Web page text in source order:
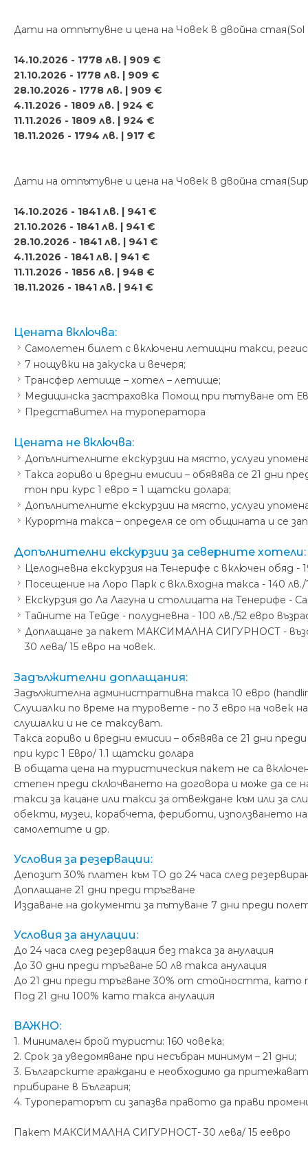
Дати на отпътувне и цена на Човек в двойна стая(Sol
14.10.2026 - 1778 лв. | 909 €
21.10.2026 - 1778 лв. | 909 €
28.10.2026 - 1778 лв. | 909 €
4.11.2026 - 1809 лв. | 924 €
11.11.2026 - 1809 лв. | 924 €
18.11.2026 - 1794 лв. | 917 €
Дати на отпътувне и цена на Човек в двойна
14.10.2026 - 1841 лв. | 941 €
21.10.2026 - 1841 лв. | 941 €
28.10.2026 - 1841 лв. | 941 €
4.11.2026 - 1841 лв. | 941 €
11.11.2026 - 1856 лв. | 948 €
18.11.2026 - 1841 лв. | 941 €
Цената включва:
Самолетен билет с включени летищни такси,
7 нощувки на закуска и вечеря;
Трансфер летище – хотел – летище;
Медицинска застраховка Помощ при пътуване от
Представител на туроператора
Цената не включва:
Допълнителните екскурзии на място, услуги
Такса гориво и вредни емисии – обявява се 21 дни
тон при курс 1 евро = 1 щатски долара;
Допълнителните екскурзии на място, услуги
Курортна такса – определя се от общината и се
Допълнителни екскурзии за северните хотели:
Целодневна екскурзия на Тенерифе с включен обяд -
Посещение на Лоро Парк с вкл.входна такса - 140
Екскурзия до Ла Лагуна и столицата на Тенерифе -
Тайните на Тейде - полудневна - 100 лв./52 евро
Доплащане за пакет МАКСИМАЛНА СИГУРНОСТ -
30 лева/ 15 евро на човек.
Задължителни доплащания:
Задължителна административна такса 10 евро
Слушалки по време на туровете - по 3 евро на човек
слушалки и не се таксуват.
Такса гориво и вредни емисии – обявява се 21 дни
при курс 1 Евро/ 1.1 щатски долара
В общата цена на туристическия пакет не са
степен преди сключването на договора и може да
такси за кацане или такси за отвеждане към или за
обекти, музеи, корабчета, фериботи, използването
самолетите и др.
Условия за резервации:
Депозит 30% платен към ТО до 24 часа след
Доплащане 21 дни преди тръгване
Издаване на документи за пътуване 7 дни преди
Условия за анулации:
До 24 часа след резервация без такса за анулация
До 30 дни преди тръгване 50 лв такса анулация
До 21 дни преди тръгване 30% от стойността, като
Под 21 дни 100% като такса анулация
ВАЖНО:
1. Минимален брой туристи: 160 човека;
2. Срок за уведомяване при несъбран минимум – 21 дни;
3. Българските граждани е необходимо да
прибиране в България;
4. Туроператорът си запазва правото да прави
Пакет МАКСИМАЛНА СИГУРНОСТ- 30 лева/ 15 еевро